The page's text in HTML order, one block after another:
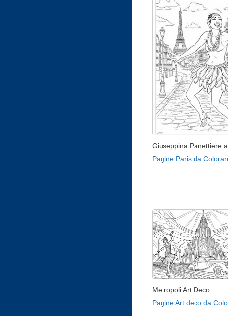
Giuseppina Panettiere
Pagine Paris da
Metropoli Art Deco
Pagine Art deco da